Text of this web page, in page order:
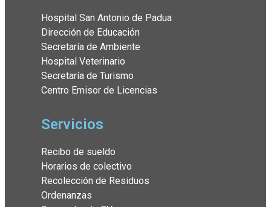
Hospital San Antonio de Padua
Dirección de Educación
Secretaría de Ambiente
Hospital Veterinario
Secretaría de Turismo
Centro Emisor de Licencias
Servicios
Recibo de sueldo
Horarios de colectivo
Recolección de Residuos
Ordenanzas